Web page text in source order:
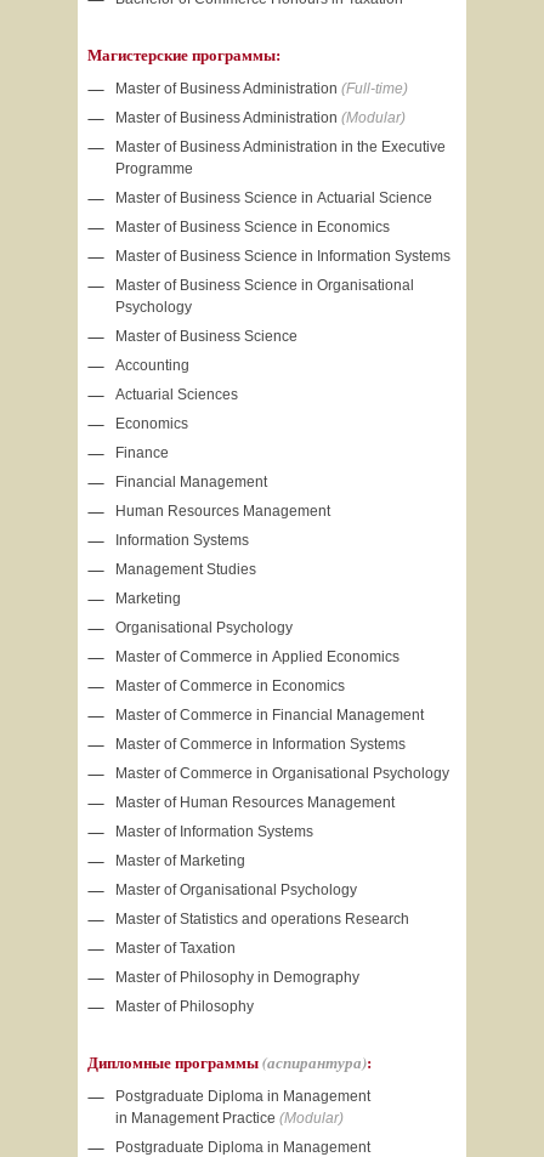
Магистерские программы:
Master of Business Administration (Full-time)
Master of Business Administration (Modular)
Master of Business Administration in the Executive
Programme
Master of Business Science in Actuarial Science
Master of Business Science in Economics
Master of Business Science in Information Systems
Master of Business Science in Organisational
Psychology
Master of Business Science
Accounting
Actuarial Sciences
Economics
Finance
Financial Management
Human Resources Management
Information Systems
Management Studies
Marketing
Organisational Psychology
Master of Commerce in Applied Economics
Master of Commerce in Economics
Master of Commerce in Financial Management
Master of Commerce in Information Systems
Master of Commerce in Organisational Psychology
Master of Human Resources Management
Master of Information Systems
Master of Marketing
Master of Organisational Psychology
Master of Statistics and operations Research
Master of Taxation
Master of Philosophy in Demography
Master of Philosophy
Дипломные программы(аспирантура):
Postgraduate Diploma in Management
in Management Practice (Modular)
Postgraduate Diploma in Management